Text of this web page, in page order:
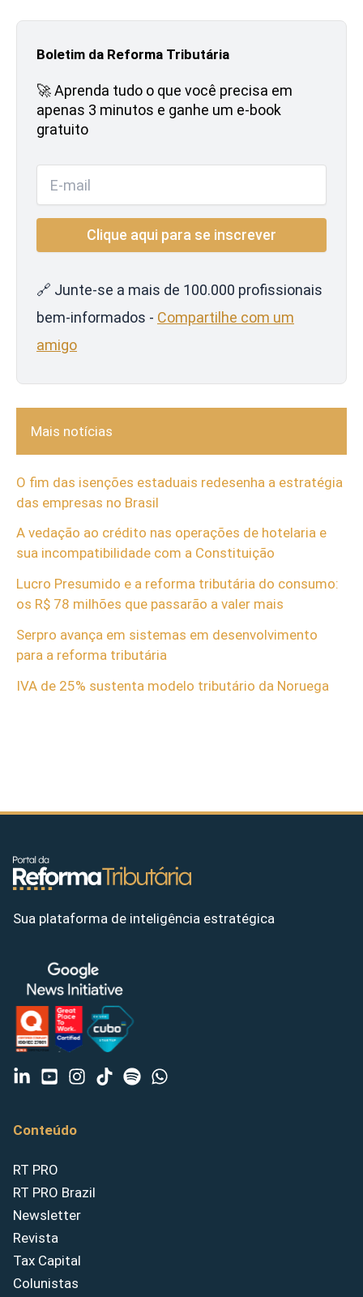
Boletim da Reforma Tributária
🚀 Aprenda tudo o que você precisa em
apenas 3 minutos e ganhe um e-book
gratuito
🔗 Junte-se a mais de 100.000 profissionais
bem-informados - Compartilhe com um
amigo
Mais notícias
O fim das isenções estaduais redesenha a estratégia
das empresas no Brasil
A vedação ao crédito nas operações de hotelaria e
sua incompatibilidade com a Constituição
Lucro Presumido e a reforma tributária do consumo:
os R$ 78 milhões que passarão a valer mais
Serpro avança em sistemas em desenvolvimento
para a reforma tributária
IVA de 25% sustenta modelo tributário da Noruega
Sua plataforma de inteligência estratégica
Conteúdo
RT PRO
RT PRO Brazil
Newsletter
Revista
Tax Capital
Colunistas